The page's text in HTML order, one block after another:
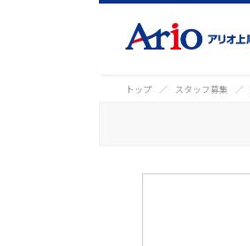
トップ スタッフ募集